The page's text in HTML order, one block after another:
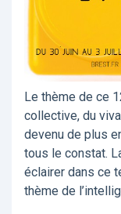
Le thème de ce
collective, du
devenu de plus
tous le constat.
éclairer dans ce
thème de